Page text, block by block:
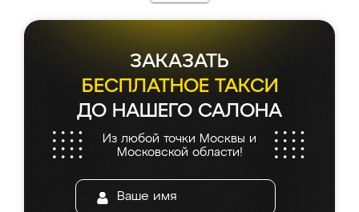
ЗАКАЗАТЬ
БЕСПЛАТНОЕ ТАКСИ
ДО НАШЕГО САЛОНА
Из любой точки Москвы и
Московской области!